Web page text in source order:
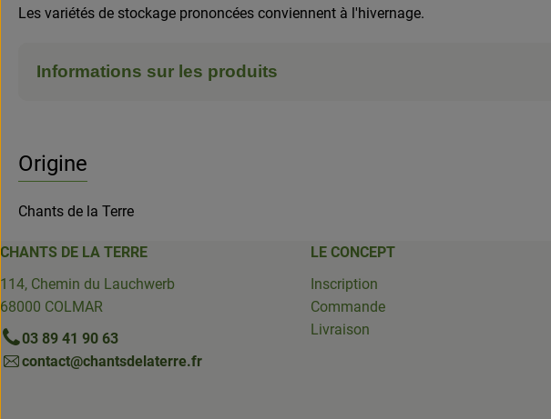
Les variétés de stockage prononcées conviennent à l'hivernage.
Informations sur les produits
Origine
Chants de la Terre
CHANTS DE LA TERRE
114, Chemin du Lauchwerb
68000 COLMAR
03 89 41 90 63
contact@chantsdelaterre.fr
LE CONCEPT
Inscription
Commande
Livraison